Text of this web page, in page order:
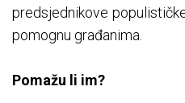
predsjednikove
pomognu građanima.
Pomažu li im?